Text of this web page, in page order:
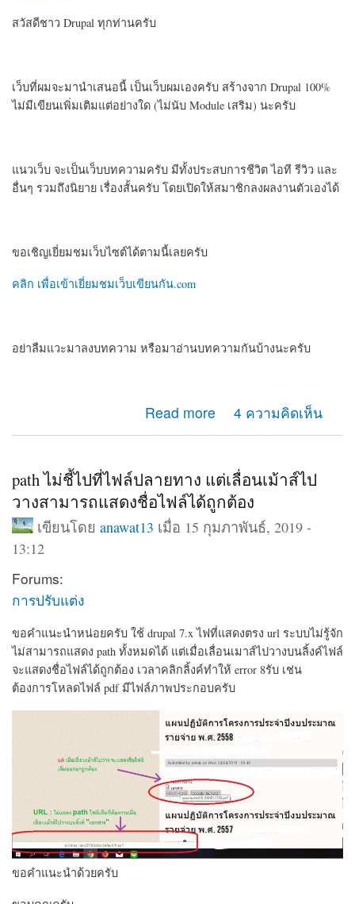
สวัสดีชาว Drupal ทุกท่านครับ
เว็บที่ผมจะมานำเสนอนี้ เป็นเว็บผมเองครับ สร้างจาก Drupal 100%
ไม่มีเขียนเพิ่มเติมแต่อย่างใด (ไม่นับ Module เสริม) นะครับ
แนวเว็บ จะเป็นเว็บบทความครับ มีทั้งประสบการชีวิต ไอที รีวิว และ
อื่นๆ รวมถึงนิยาย เรื่องสั้นครับ โดยเปิดให้สมาชิกลงผลงานตัวเองได้
ขอเชิญเยี่ยมชมเว็บไซต์ได้ตามนี้เลยครับ
คลิก เพื่อเข้าเยี่ยมชมเว็บเขียนกัน.com
อย่าลืมแวะมาลงบทความ หรือมาอ่านบทความกันบ้างนะครับ
Read more
about แนะนำเว็บไซต์ครับ สำหรับคนที่ชอบเขียนบทความ
หรือเรื่องสั้น
4 ความคิดเห็น
path ไม่ชี้ไปที่ไฟล์ปลายทาง แต่เลื่อนเม้าส์ไป
วางสามารถแสดงชื่อไฟล์ได้ถูกต้อง
เขียนโดย anawat13 เมื่อ 15 กุมภาพันธ์, 2019 -
13:12
Forums:
การปรับแต่ง
ขอคำแนะนำหน่อยครับ ใช้ drupal 7.x ไฟที่แสดงตรง url ระบบไม่รู้จัก
ไม่สามารถแสดง path ทั้งหมดได้ แต่เมื่อเลื่อนเมาส์ไปวางบนลิ้งค์ไฟล์
จะแสดงชื่อไฟล์ได้ถูกต้อง เวลาคลิกลิ้งค์ทำให้ error 8รับ เช่น
ต้องการโหลดไฟล์ pdf มีไฟล์ภาพประกอบครับ
ขอคำแนะนำด้วยครับ